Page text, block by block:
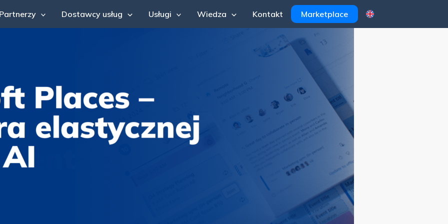
Partnerzy Dostawcy usług Usługi Wiedza Kontakt Marketplace